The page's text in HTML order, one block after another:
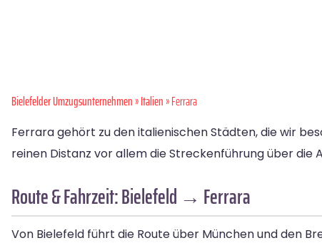
Bielefelder Umzugsunternehmen»Italien» Ferrara
Ferrara gehört zu den italienischen Städten, die wir
reinen Distanz vor allem die Streckenführung über die
Route & Fahrzeit: Bielefeld → Ferrara
Von Bielefeld führt die Route über München und den